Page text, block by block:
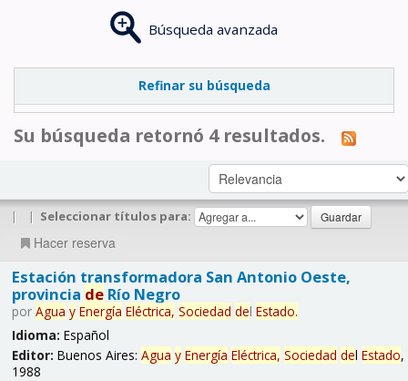
Búsqueda avanzada
Refinar su búsqueda
Su búsqueda retornó 4 resultados.
| | Seleccionar títulos para:
Hacer reserva
Estación transformadora San Antonio Oeste,
provincia deRío Negro
por Agua y Energía Eléctrica, Sociedad del Estado.
Idioma: Español
Editor: Buenos Aires: Agua y Energía Eléctrica, Sociedad del Estado,
1988